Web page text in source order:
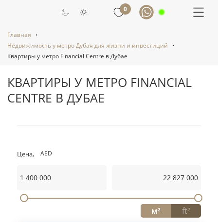
0
Главная
Недвижимость у метро Дубая для жизни и инвестиций
Квартиры у метро Financial Centre в Дубае
КВАРТИРЫ У МЕТРО FINANCIAL
CENTRE В ДУБАЕ
Цена, AED
EUR
м² ft²